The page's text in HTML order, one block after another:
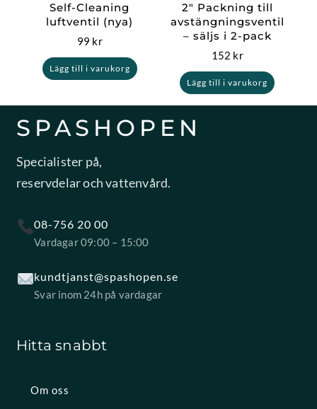
Self-Cleaning
luftventil (nya)
99 kr
Lägg till i varukorg
2″ Packning till
avstängningsventil
– säljs i 2-pack
152 kr
Lägg till i varukorg
SPASHOPEN
Specialister på,
reservdelar och vattenvård.
08-756 20 00
Vardagar 09:00 – 15:00
kundtjanst@spashopen.se
Svar inom 24h på vardagar
Hitta snabbt
Om oss